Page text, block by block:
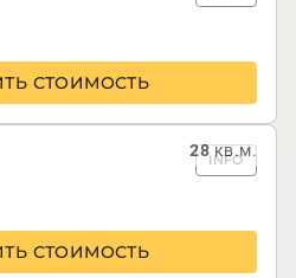
СТОИМОСТЬ
28кв.м.
INFO
СТОИМОСТЬ